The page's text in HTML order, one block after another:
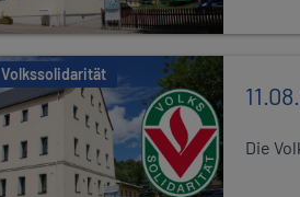
Volkssolidarität
Die